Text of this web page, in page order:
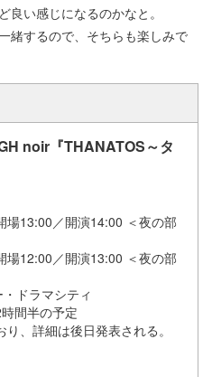
い感じになるのかなと。
緒するので、そちらも楽しみで
noir『THANATOS～タ
場13:00／開演14:00 ＜夜の部
場12:00／開演13:00 ＜夜の部
ドラマシティ
間半の予定
、詳細は後日発表される。